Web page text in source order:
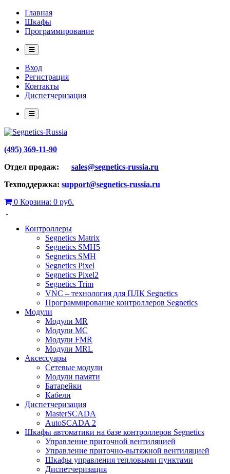
Главная
Шкафы
Программирование
Вход
Регистрация
Контакты
Диспетчеризация
(495) 369-11-90
Отдел продаж: sales@segnetics-russia.ru
Техподдержка: support@segnetics-russia.ru
0 Корзина: 0 руб.
Контроллеры
Segnetics Matrix
Segnetics SMH5
Segnetics SMH
Segnetics Pixel
Segnetics Pixel2
Segnetics Trim
VNC – технология для ПЛК Segnetics
Программирование контроллеров Segnetics
Модули
Модули MR
Модули MC
Модули FMR
Модули MRL
Аксеcсуары
Сетевые модули
Модули памяти
Батарейки
Кабели
Диспетчеризация
MasterSCADA
AutoSCADA 2
Шкафы автоматики на базе контроллеров Segnetics
Управление приточной вентиляцией
Управление приточно-вытяжной вентиляцией
Шкафы управления тепловыми пунктами
Диспетчеризация